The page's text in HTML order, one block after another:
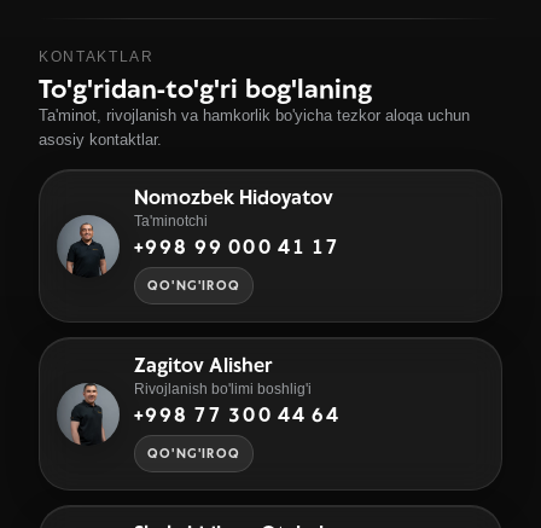
KONTAKTLAR
To'g'ridan-to'g'ri bog'laning
Ta'minot, rivojlanish va hamkorlik bo'yicha tezkor aloqa uchun
asosiy kontaktlar.
Nomozbek Hidoyatov
Ta'minotchi
+998 99 000 41 17
QO'NG'IROQ
Zagitov Alisher
Rivojlanish bo'limi boshlig'i
+998 77 300 44 64
QO'NG'IROQ